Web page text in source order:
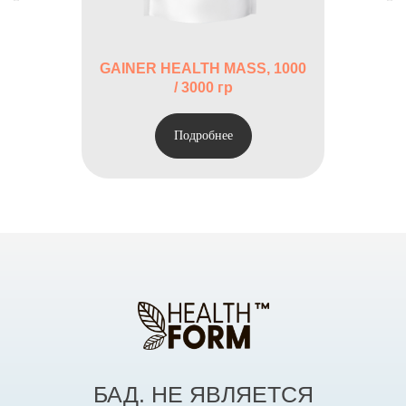
антислеживающий агент
Состав для вкуса “Клубника”:
сывороточного белка,
ароматизаторы пищевые,
GAINER HEALTH MASS, 1000
/ 3000 гр
Подробнее
БАД. НЕ ЯВЛЯЕТСЯ